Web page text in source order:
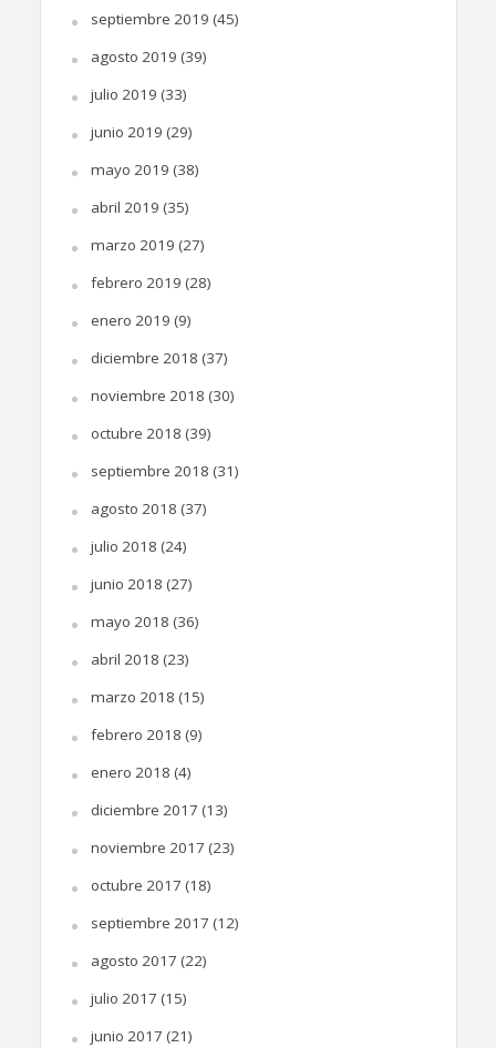
septiembre 2019 (45)
agosto 2019 (39)
julio 2019 (33)
junio 2019 (29)
mayo 2019 (38)
abril 2019 (35)
marzo 2019 (27)
febrero 2019 (28)
enero 2019 (9)
diciembre 2018 (37)
noviembre 2018 (30)
octubre 2018 (39)
septiembre 2018 (31)
agosto 2018 (37)
julio 2018 (24)
junio 2018 (27)
mayo 2018 (36)
abril 2018 (23)
marzo 2018 (15)
febrero 2018 (9)
enero 2018 (4)
diciembre 2017 (13)
noviembre 2017 (23)
octubre 2017 (18)
septiembre 2017 (12)
agosto 2017 (22)
julio 2017 (15)
junio 2017 (21)